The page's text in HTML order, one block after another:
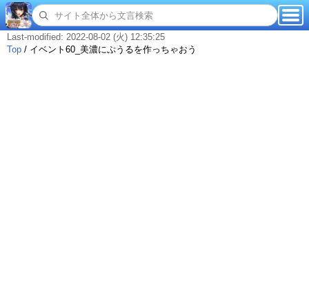
Last-modified: 2022-08-02 (火) 12:35:25
Top / イベント60_美濃にぷうるを作っちゃおう